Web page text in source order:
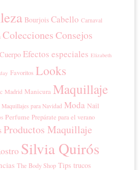
Bourjois Cabello Carnaval
ColeccionesConsejos
Cuerpo Efectos especiales Elizabeth
Favoritos Looks
Madrid Manicura Maquillaje
Maquillajes para Navidad Moda Nail
Perfume Prepárate para el verano
Productos Maquillaje
Silvia Quirós
The Body Shop Tips trucos